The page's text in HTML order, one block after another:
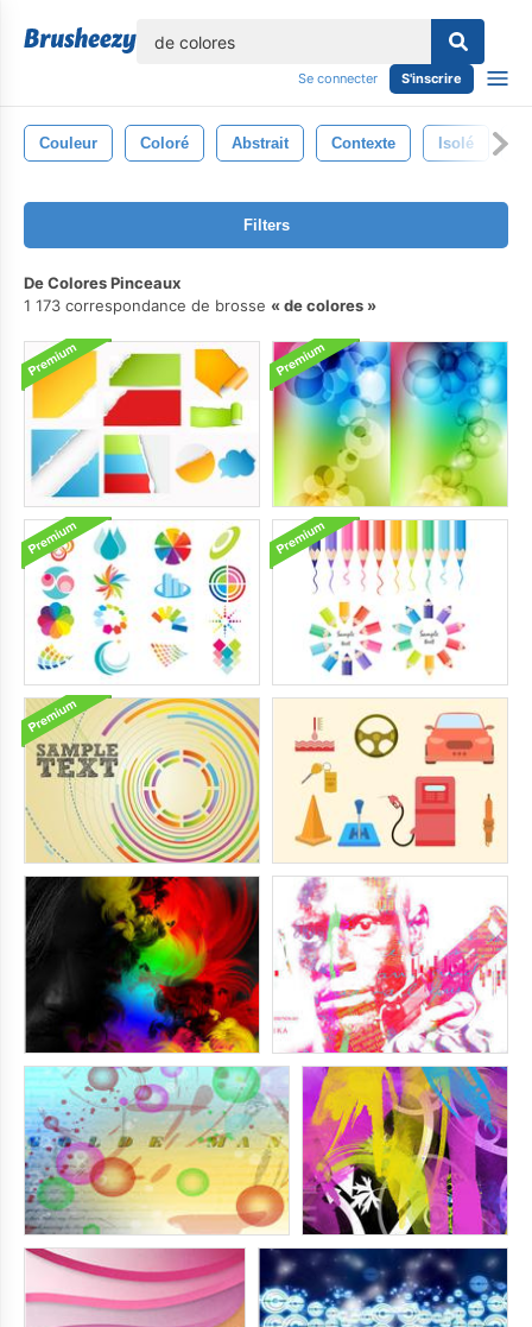
Se connecter S'inscrire
Couleur Coloré Abstrait Contexte Isolé
Filters
De Colores Pinceaux
1 173 correspondance de brosse
de colores